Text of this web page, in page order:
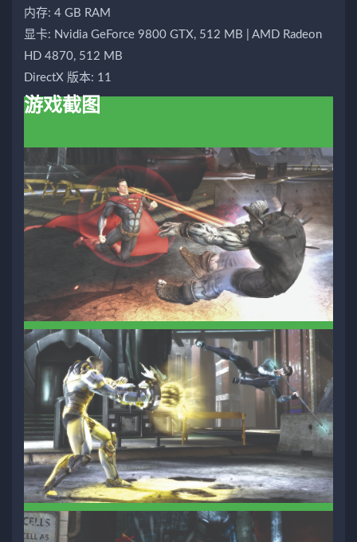
内存: 4 GB RAM
显卡: Nvidia GeForce 9800 GTX, 512 MB | AMD Radeon
HD 4870, 512 MB
DirectX 版本: 11
游戏截图